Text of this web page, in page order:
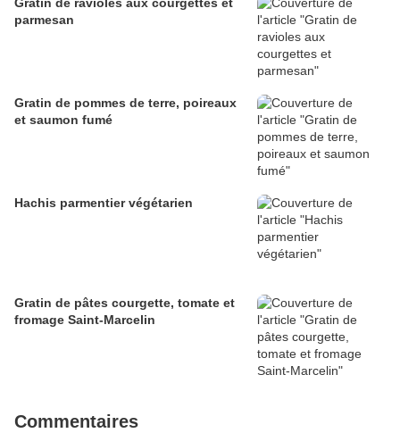
parmesan
Gratin de pommes de terre, poireaux
et saumon fumé
Hachis parmentier végétarien
Gratin de pâtes courgette, tomate et
fromage Saint-Marcelin
Commentaires